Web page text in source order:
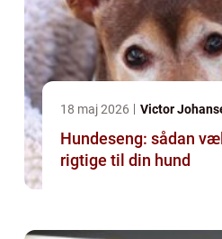
18 maj 2026 Victor
Hundeseng: sådan
rigtige til din hund